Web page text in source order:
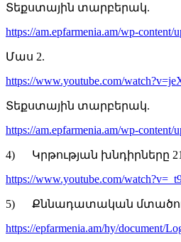
Տեքստային տարբերակ.
https://am.epfarmenia.am/wp-
Մաս 2.
https://www.youtube.com/
Տեքստային տարբերակ.
https://am.epfarmenia.am/wp-
4) Կրթության խնդիրները
https://www.youtube.com/
5) Քննադատական
https://epfarmenia.am/hy/document/